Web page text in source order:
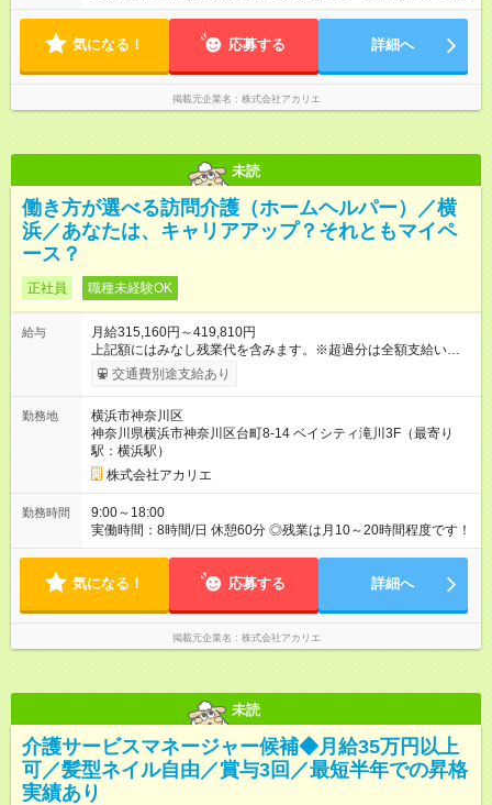
◎お客様のご依頼により前後する可能性があります。
気になる！ 応募する 詳細へ
掲載元企業名 株式会社アカリエ
未読
働き方が選べる訪問介護（ホームヘルパー）／横
浜／あなたは、キャリアアップ？それともマイペ
ース？
正社員 職種未経験OK
給与
月給315,160円～419,810円
上記額にはみなし残業代を含みます。※超過分は全額支給いたし
ます。 みなし残業代 39,360円 ～ 52,010円／月 みなし残業時
間 20時間／月 ※資格・経験により記載金額から変動の可能性あ
態、給与は本採用時と同じです。
交通費別途支給あり
勤務地
横浜市神奈川区
神奈川県横浜市神奈川区台町8-14 ベイシティ滝川3F（最寄り
駅：横浜駅）
株式会社アカリエ
勤務時間
9:00～18:00
実働時間：8時間/日 休憩60分 ◎残業は月10～20時間程度です！
気になる！ 応募する 詳細へ
掲載元企業名 株式会社アカリエ
未読
介護サービスマネージャー候補◆月給35万円以上
可／髪型ネイル自由／賞与3回／最短半年での昇格
実績あり